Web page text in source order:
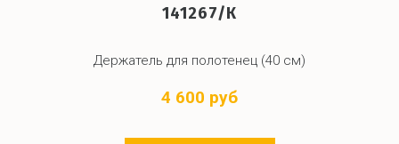
141267/К
Держатель для полотенец (40 см)
4 600 руб